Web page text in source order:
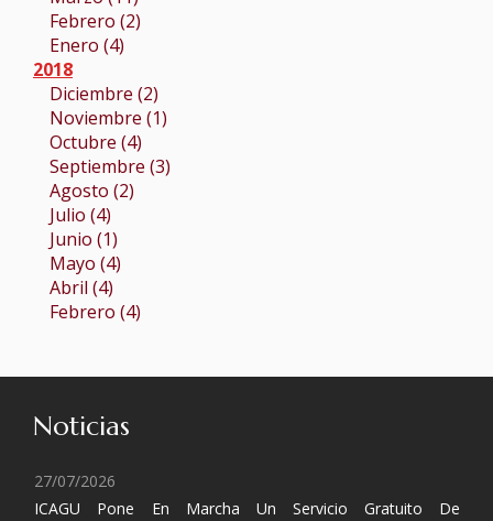
Febrero (2)
Enero (4)
2018
Diciembre (2)
Noviembre (1)
Octubre (4)
Septiembre (3)
Agosto (2)
Julio (4)
Junio (1)
Mayo (4)
Abril (4)
Febrero (4)
Noticias
27/07/2026
ICAGU Pone En Marcha Un Servicio Gratuito De